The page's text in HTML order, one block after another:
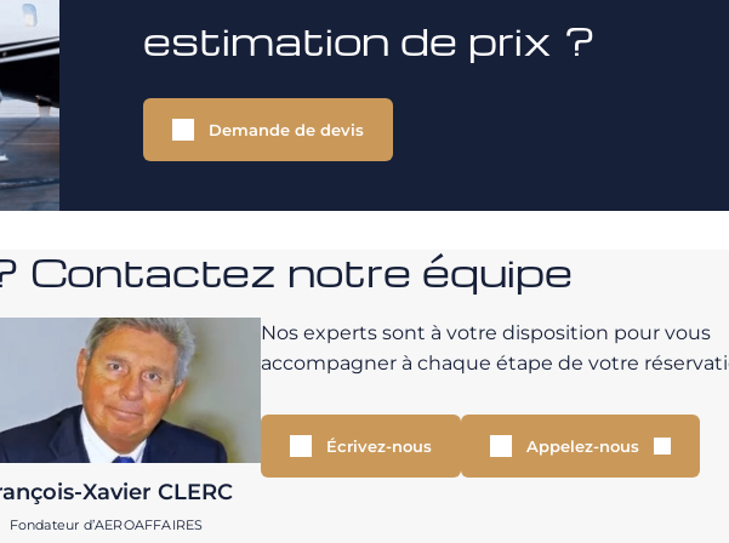
estimation de prix ?
Demande de devis
Contactez notre équipe
Xavier CLERC
Fondateur d’AEROAFFAIRES
Nos experts sont à votre disposition pour vous
accompagner à chaque étape de votre
Écrivez-nous Appelez-nous